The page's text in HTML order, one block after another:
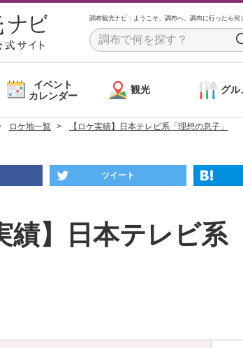
調布観光ナビ：ようこそ、調布へ。調布に行ったら
イベント
カレンダー
観光 グル
ロケ地一覧 【ロケ実績】日本テレビ系「理想の息子」
ツイート
績】日本テレビ系